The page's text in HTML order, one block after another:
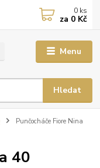
Menu
Hledat
0 ks
za 0 Kč
Punčocháče Fiore Nina
40